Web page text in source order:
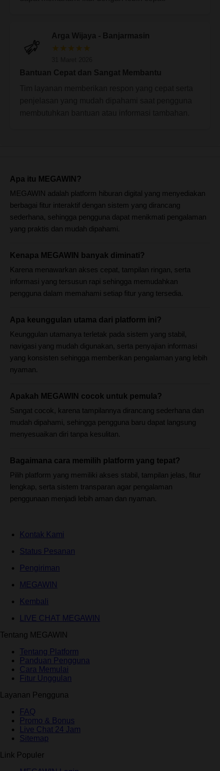
Arga Wijaya - Banjarmasin
★★★★★
Bantuan Cepat dan Sangat Membantu
Apa itu MEGAWIN?
MEGAWIN adalah platform hiburan digital yang menyediakan
berbagai fitur interaktif dengan sistem yang dirancang
sederhana, sehingga pengguna dapat menikmati pengalaman
yang praktis dan mudah dipahami.
Kenapa MEGAWIN banyak diminati?
Karena menawarkan akses cepat, tampilan ringan, serta
informasi yang tersusun rapi sehingga memudahkan
pengguna dalam memahami setiap fitur yang tersedia.
Apa keunggulan utama dari platform ini?
Keunggulan utamanya terletak pada sistem yang stabil,
navigasi yang mudah digunakan, serta penyajian informasi
yang konsisten sehingga memberikan pengalaman yang lebih
nyaman.
Apakah MEGAWIN cocok untuk pemula?
Sangat cocok, karena tampilannya dirancang sederhana dan
mudah dipahami, sehingga pengguna baru dapat langsung
menyesuaikan diri tanpa kesulitan.
Bagaimana cara memilih platform yang tepat?
Pilih platform yang memiliki akses stabil, tampilan jelas, fitur
lengkap, serta sistem transparan agar pengalaman
penggunaan menjadi lebih aman dan nyaman.
Kontak Kami
Status Pesanan
Pengiriman
MEGAWIN
Kembali
LIVE CHAT MEGAWIN
Tentang MEGAWIN
Tentang Platform
Panduan Pengguna
Cara Memulai
Fitur Unggulan
Layanan Pengguna
FAQ
Promo & Bonus
Live Chat 24 Jam
Sitemap
Link Populer